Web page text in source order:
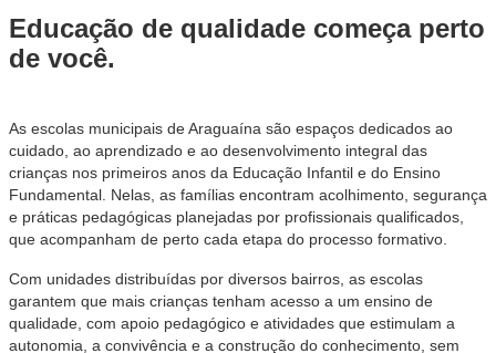
Educação de qualidade começa perto
de você.
As escolas municipais de Araguaína são espaços dedicados ao
cuidado, ao aprendizado e ao desenvolvimento integral das
crianças nos primeiros anos da Educação Infantil e do Ensino
Fundamental. Nelas, as famílias encontram acolhimento, segurança
e práticas pedagógicas planejadas por profissionais qualificados,
que acompanham de perto cada etapa do processo formativo.
Com unidades distribuídas por diversos bairros, as escolas
garantem que mais crianças tenham acesso a um ensino de
qualidade, com apoio pedagógico e atividades que estimulam a
autonomia, a convivência e a construção do conhecimento, sem